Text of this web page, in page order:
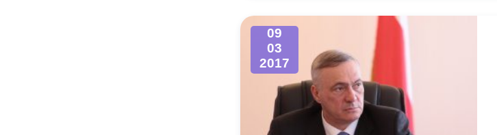
09
03
2017